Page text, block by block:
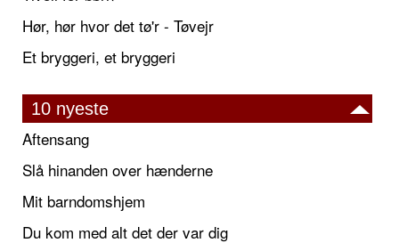
Hør, hør hvor det tø'r - Tøvejr
Et bryggeri, et bryggeri
10 nyeste
Aftensang
Slå hinanden over hænderne
Mit barndomshjem
Du kom med alt det der var dig